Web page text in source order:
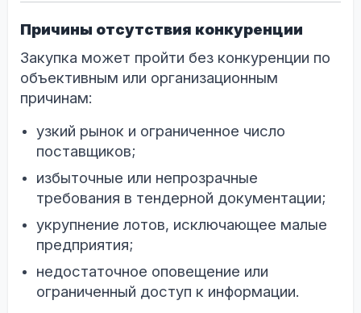
Причины отсутствия конкуренции
Закупка может пройти без конкуренции по
объективным или организационным
причинам:
узкий рынок и ограниченное число
поставщиков;
избыточные или непрозрачные
требования в тендерной документации;
укрупнение лотов, исключающее малые
предприятия;
недостаточное оповещение или
ограниченный доступ к информации.